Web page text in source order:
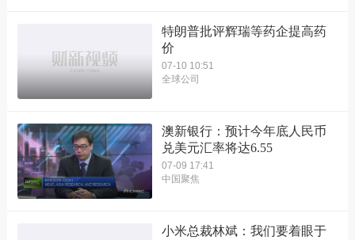
特朗普批评辉瑞等药企提高药
价
07-10 10:51
全球公司
澳新银行：预计今年底人民币
兑美元汇率将达6.55
07-09 17:41
中国聚焦
小米总裁林斌：我们要着眼于